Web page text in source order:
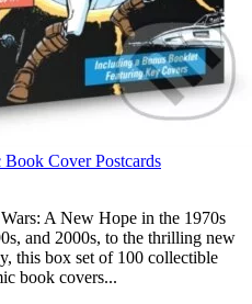
Cover Postcards
A New Hope in the 1970s
and 2000s, to the thrilling new
this box set of 100 collectible
book covers...